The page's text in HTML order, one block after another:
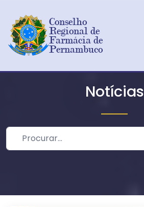
Ir para o conteúdo principal
Conselho
Regional de
Farmácia de
Pernambuco
Notícias